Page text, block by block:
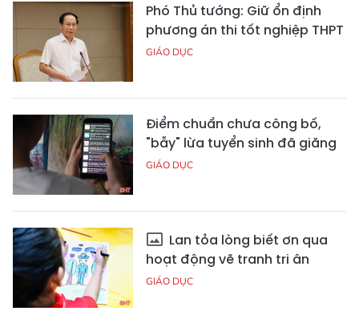
Phó Thủ tướng: Giữ ổn định
phương án thi tốt nghiệp THPT
GIÁO DỤC
Điểm chuẩn chưa công bố,
"bẫy" lừa tuyển sinh đã giăng
GIÁO DỤC
Lan tỏa lòng biết ơn qua
hoạt động vẽ tranh tri ân
GIÁO DỤC